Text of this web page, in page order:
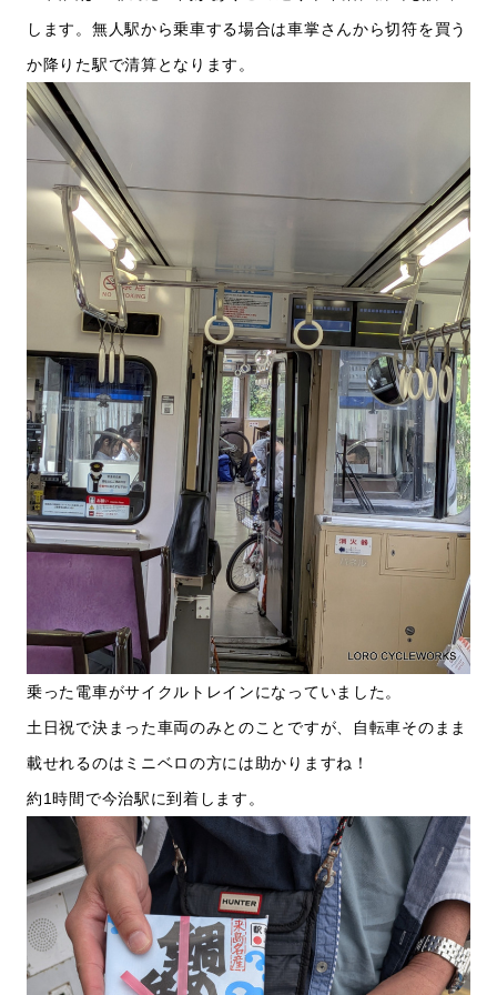
します。無人駅から乗車する場合は車掌さんから切符を買う
か降りた駅で清算となります。
乗った電車がサイクルトレインになっていました。
土日祝で決まった車両のみとのことですが、自転車そのまま
載せれるのはミニベロの方には助かりますね！
約1時間で今治駅に到着します。